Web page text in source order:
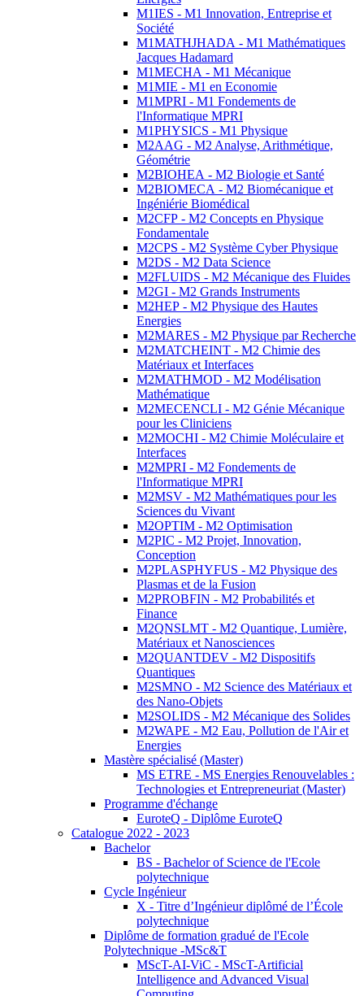
M1IES - M1 Innovation, Entreprise et
Société
M1MATHJHADA - M1 Mathématiques
Jacques Hadamard
M1MECHA - M1 Mécanique
M1MIE - M1 en Economie
M1MPRI - M1 Fondements de
l'Informatique MPRI
M1PHYSICS - M1 Physique
M2AAG - M2 Analyse, Arithmétique,
Géométrie
M2BIOHEA - M2 Biologie et Santé
M2BIOMECA - M2 Biomécanique et
Ingéniérie Biomédical
M2CFP - M2 Concepts en Physique
Fondamentale
M2CPS - M2 Système Cyber Physique
M2DS - M2 Data Science
M2FLUIDS - M2 Mécanique des Fluides
M2GI - M2 Grands Instruments
M2HEP - M2 Physique des Hautes
Energies
M2MARES - M2 Physique par Recherche
M2MATCHEINT - M2 Chimie des
Matériaux et Interfaces
M2MATHMOD - M2 Modélisation
Mathématique
M2MECENCLI - M2 Génie Mécanique
pour les Cliniciens
M2MOCHI - M2 Chimie Moléculaire et
Interfaces
M2MPRI - M2 Fondements de
l'Informatique MPRI
M2MSV - M2 Mathématiques pour les
Sciences du Vivant
M2OPTIM - M2 Optimisation
M2PIC - M2 Projet, Innovation,
Conception
M2PLASPHYFUS - M2 Physique des
Plasmas et de la Fusion
M2PROBFIN - M2 Probabilités et
Finance
M2QNSLMT - M2 Quantique, Lumière,
Matériaux et Nanosciences
M2QUANTDEV - M2 Dispositifs
Quantiques
M2SMNO - M2 Science des Matériaux et
des Nano-Objets
M2SOLIDS - M2 Mécanique des Solides
M2WAPE - M2 Eau, Pollution de l'Air et
Energies
Mastère spécialisé (Master)
MS ETRE - MS Energies Renouvelables :
Technologies et Entrepreneuriat (Master)
Programme d'échange
EuroteQ - Diplôme EuroteQ
Catalogue 2022 - 2023
Bachelor
BS - Bachelor of Science de l'Ecole
polytechnique
Cycle Ingénieur
X - Titre d’Ingénieur diplômé de l’École
polytechnique
Diplôme de formation gradué de l'Ecole
Polytechnique -MSc&T
MScT-AI-ViC - MScT-Artificial
Intelligence and Advanced Visual